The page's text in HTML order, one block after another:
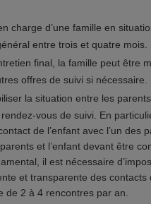
charge d’une famille en
entre trois et quatre mois.
final, la famille peut être
offres de suivi si nécessaire.
la situation entre les
vous de suivi. En
de l’enfant avec l’un des
et l’enfant devant être
il est nécessaire
et transparente des contacts
de 2 à 4 rencontres par an.